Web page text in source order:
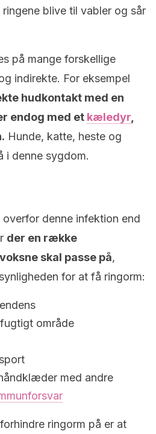
blive til vabler og sår
på mange forskellige
indirekte. For eksempel
hudkontakt med en
endog med et kæledyr
Hunde, katte, heste og
i denne sygdom.
overfor denne infektion end
der en række
skal passe på,
for at få ringorm:
område
med andre
ringorm på er at